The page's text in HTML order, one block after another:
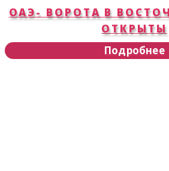
ОАЭ- ВОРОТА В
ОТКРЫТЫ
Подробнее